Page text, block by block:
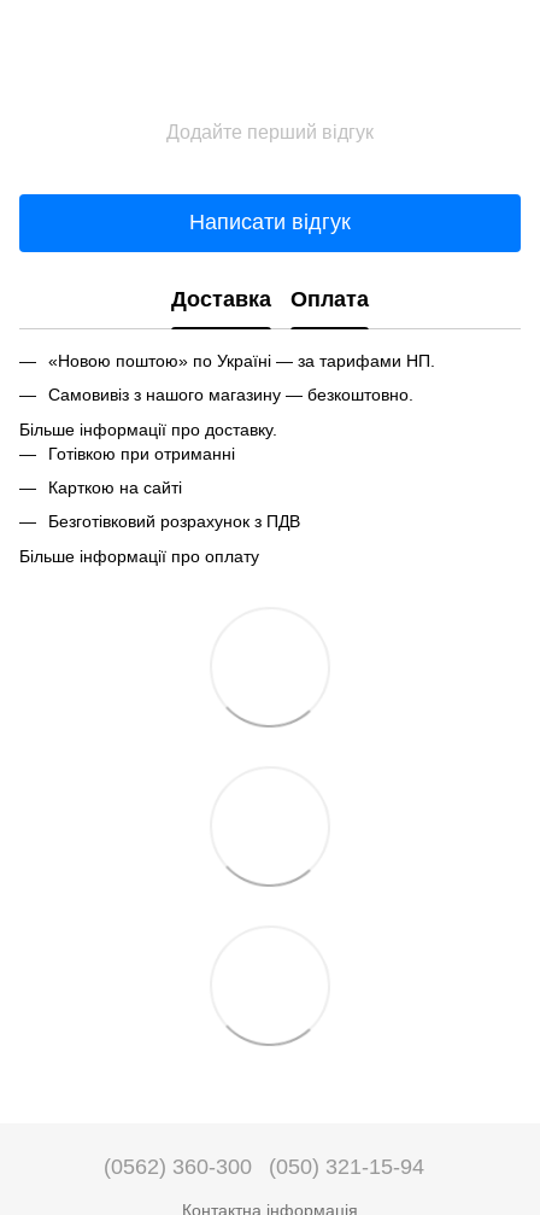
Додайте перший відгук
Написати відгук
Доставка Оплата
«Новою поштою» по Україні — за тарифами НП.
Самовивіз з нашого магазину — безкоштовно.
Більше інформації про доставку.
Готівкою при отриманні
Карткою на сайті
Безготівковий розрахунок з ПДВ
Більше інформації про оплату
(0562) 360-300 (050) 321-15-94
Контактна інформація